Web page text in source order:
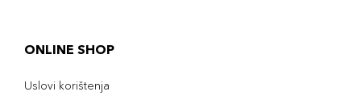
ONLINE SHOP
Uslovi korištenja